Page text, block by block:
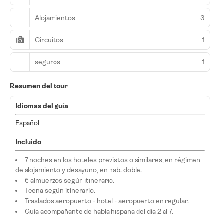
Alojamientos 3
Circuitos 1
seguros 1
Resumen del tour
Idiomas del guía
Español
Incluido
7 noches en los hoteles previstos o similares, en régimen
de alojamiento y desayuno, en hab. doble.
6 almuerzos según itinerario.
1 cena según itinerario.
Traslados aeropuerto - hotel - aeropuerto en regular.
Guía acompañante de habla hispana del día 2 al 7.